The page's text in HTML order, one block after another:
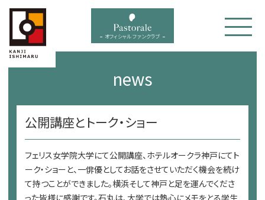
menu オフィシャル ファンクラブ
news
公開講座とトーク・ショー
フェリス女学院大学にて公開講座、ホテルオークラ神戸にてト
ーク・ショーと、一俳優としてお話をさせていただく機会を続け
て持つことができました。横浜そして神戸と足を運んでくださ
った皆様に感謝です。石丸は、大学では熱心にメモをとる学生